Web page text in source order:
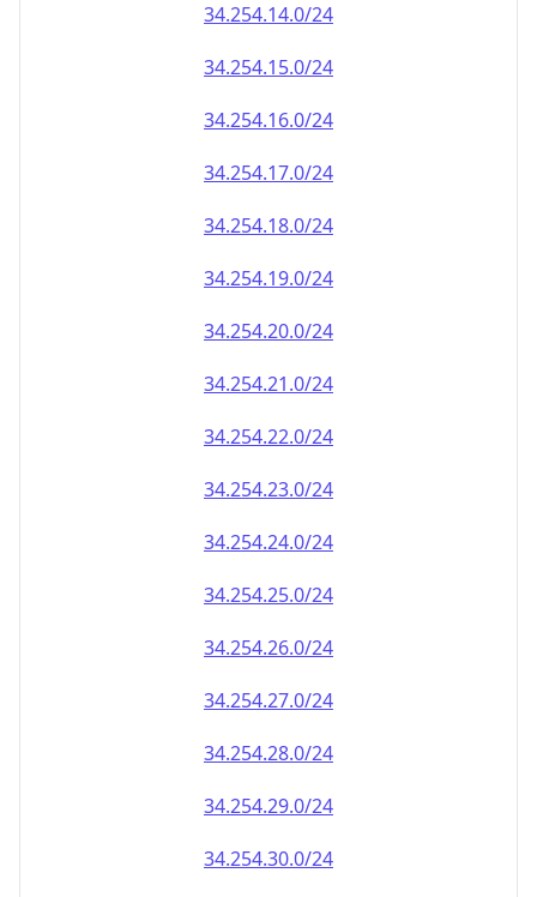
34.254.14.0/24
34.254.15.0/24
34.254.16.0/24
34.254.17.0/24
34.254.18.0/24
34.254.19.0/24
34.254.20.0/24
34.254.21.0/24
34.254.22.0/24
34.254.23.0/24
34.254.24.0/24
34.254.25.0/24
34.254.26.0/24
34.254.27.0/24
34.254.28.0/24
34.254.29.0/24
34.254.30.0/24